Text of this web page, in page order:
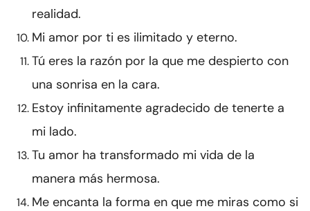
realidad.
Mi amor por ti es ilimitado y eterno.
Tú eres la razón por la que me despierto con
una sonrisa en la cara.
Estoy infinitamente agradecido de tenerte a
mi lado.
Tu amor ha transformado mi vida de la
manera más hermosa.
Me encanta la forma en que me miras como si